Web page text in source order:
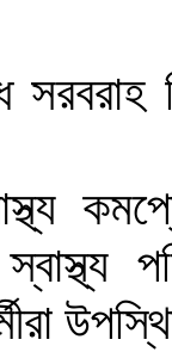
স্বাস্থ্য